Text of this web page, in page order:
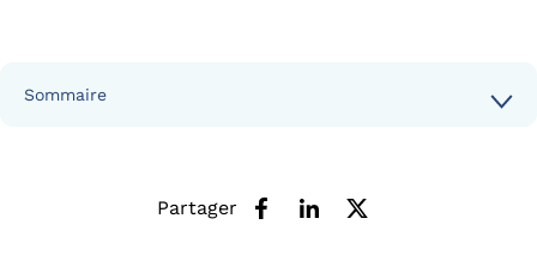
Sommaire
Partager